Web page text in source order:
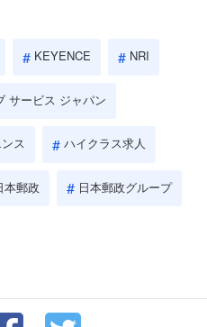
KEYENCE NRI
サービス ジャパン
ス ハイクラス求人
本郵政 日本郵政グループ